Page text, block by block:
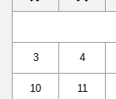
3 4
10 11